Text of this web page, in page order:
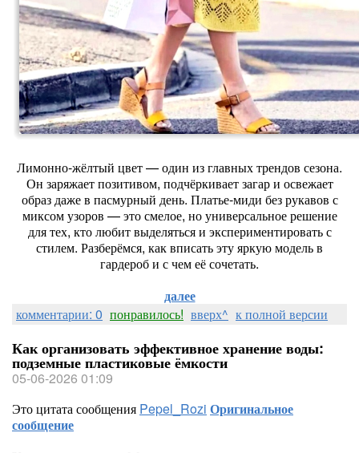
Лимонно‑жёлтый цвет — один из главных трендов сезона.
Он заряжает позитивом, подчёркивает загар и освежает
образ даже в пасмурный день. Платье‑миди без рукавов с
миксом узоров — это смелое, но универсальное решение
для тех, кто любит выделяться и экспериментировать с
стилем. Разберёмся, как вписать эту яркую модель в
гардероб и с чем её сочетать.
далее
комментарии: 0 понравилось! вверх^ к полной версии
Как организовать эффективное хранение воды:
подземные пластиковые ёмкости
05-06-2026 01:09
Это цитата сообщения Pepel_Rozi Оригинальное
сообщение